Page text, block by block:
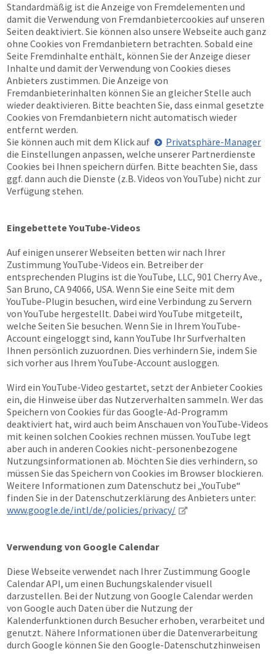
Standardmäßig ist die Anzeige von Fremdelementen und
damit die Verwendung von Fremdanbietercookies auf unseren
Seiten deaktiviert. Sie können also unsere Webseite auch ganz
ohne Cookies von Fremdanbietern betrachten. Sobald eine
Seite Fremdinhalte enthält, können Sie der Anzeige dieser
Inhalte und damit der Verwendung von Cookies dieses
Anbieters zustimmen. Die Anzeige von
Fremdanbieterinhalten können Sie an gleicher Stelle auch
wieder deaktivieren. Bitte beachten Sie, dass einmal gesetzte
Cookies von Fremdanbietern nicht automatisch wieder
entfernt werden.
Sie können auch mit dem Klick auf
Privatsphäre-Manager
die Einstellungen anpassen, welche unserer Partnerdienste
Cookies bei Ihnen speichern dürfen. Bitte beachten Sie, dass
ggf. dann auch die Dienste (z.B. Videos von YouTube) nicht zur
Verfügung stehen.
Eingebettete YouTube-Videos
Auf einigen unserer Webseiten betten wir nach Ihrer
Zustimmung YouTube-Videos ein. Betreiber der
entsprechenden Plugins ist die YouTube, LLC, 901 Cherry Ave.,
San Bruno, CA 94066, USA. Wenn Sie eine Seite mit dem
YouTube-Plugin besuchen, wird eine Verbindung zu Servern
von YouTube hergestellt. Dabei wird YouTube mitgeteilt,
welche Seiten Sie besuchen. Wenn Sie in Ihrem YouTube-
Account eingeloggt sind, kann YouTube Ihr Surfverhalten
Ihnen persönlich zuzuordnen. Dies verhindern Sie, indem Sie
sich vorher aus Ihrem YouTube-Account ausloggen.
Wird ein YouTube-Video gestartet, setzt der Anbieter Cookies
ein, die Hinweise über das Nutzerverhalten sammeln. Wer das
Speichern von Cookies für das Google-Ad-Programm
deaktiviert hat, wird auch beim Anschauen von YouTube-Videos
mit keinen solchen Cookies rechnen müssen. YouTube legt
aber auch in anderen Cookies nicht-personenbezogene
Nutzungsinformationen ab. Möchten Sie dies verhindern, so
müssen Sie das Speichern von Cookies im Browser blockieren.
Weitere Informationen zum Datenschutz bei „YouTube“
finden Sie in der Datenschutzerklärung des Anbieters unter:
www.google.de/intl/de/policies/privacy/
Verwendung von Google Calendar
Diese Webseite verwendet nach Ihrer Zustimmung Google
Calendar API, um einen Buchungskalender visuell
darzustellen. Bei der Nutzung von Google Calendar werden
von Google auch Daten über die Nutzung der
Kalenderfunktionen durch Besucher erhoben, verarbeitet und
genutzt. Nähere Informationen über die Datenverarbeitung
durch Google können Sie den Google-Datenschutzhinweisen